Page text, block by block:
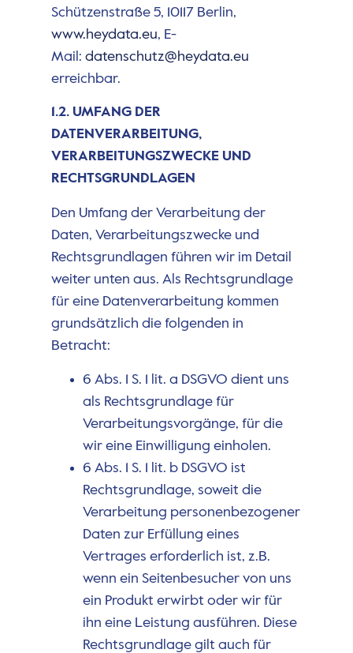
Schützenstraße 5, 10117 Berlin,
www.heydata.eu, E-
Mail: datenschutz@heydata.eu
erreichbar.
1.2. UMFANG DER
DATENVERARBEITUNG,
VERARBEITUNGSZWECKE UND
RECHTSGRUNDLAGEN
Den Umfang der Verarbeitung der
Daten, Verarbeitungszwecke und
Rechtsgrundlagen führen wir im Detail
weiter unten aus. Als Rechtsgrundlage
für eine Datenverarbeitung kommen
grundsätzlich die folgenden in
Betracht:
6 Abs. 1 S. 1 lit. a DSGVO dient uns
als Rechtsgrundlage für
Verarbeitungsvorgänge, für die
wir eine Einwilligung einholen.
6 Abs. 1 S. 1 lit. b DSGVO ist
Rechtsgrundlage, soweit die
Verarbeitung personenbezogener
Daten zur Erfüllung eines
Vertrages erforderlich ist, z.B.
wenn ein Seitenbesucher von uns
ein Produkt erwirbt oder wir für
ihn eine Leistung ausführen. Diese
Rechtsgrundlage gilt auch für